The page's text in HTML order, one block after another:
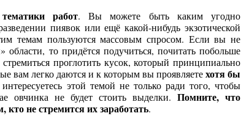
работ. Вы можете быть каким угодно
пиявок или ещё какой-нибудь экзотической
темам пользуются массовым спросом. Если вы не
области, то придётся подучиться, почитать побольше
проглотить кусок, который принципиально
вам легко даются и к которым вы проявляетехотя бы
этой темой не только ради того, чтобы
овчинка не будет стоить выделки. Помните, что
не стремится их заработать.